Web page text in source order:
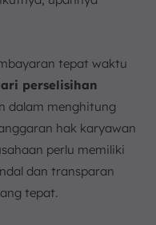
tepat waktu
perselisihan
dalam menghitung
hak karyawan
perlu memiliki
dan transparan
tepat.